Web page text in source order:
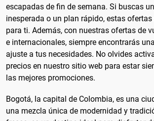
escapadas de fin de semana. Si buscas
inesperada o un plan rápido, estas
para ti. Además, con nuestras ofertas de
e internacionales, siempre encontrarás
ajuste a tus necesidades. No olvides
precios en nuestro sitio web para estar
las mejores promociones.
Bogotá, la capital de Colombia, es una
una mezcla única de modernidad y